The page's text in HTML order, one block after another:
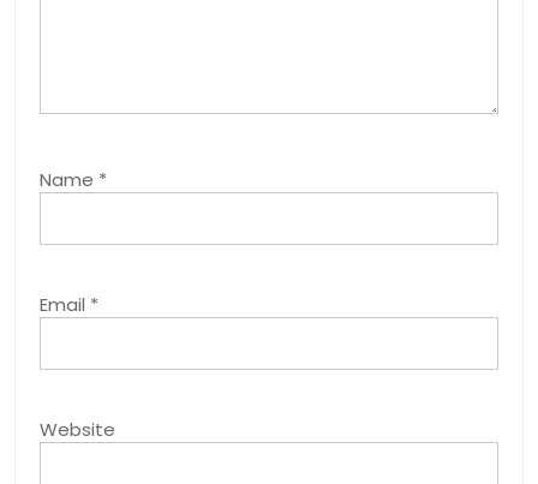
Name *
Email *
Website